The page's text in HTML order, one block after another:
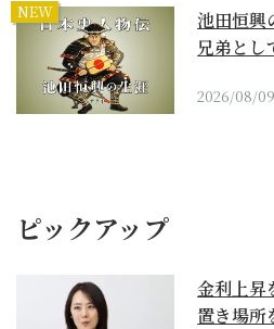
NEW
池田恒興
兄弟と
2026/08/09
ピックアップ
金利上昇
置き場所